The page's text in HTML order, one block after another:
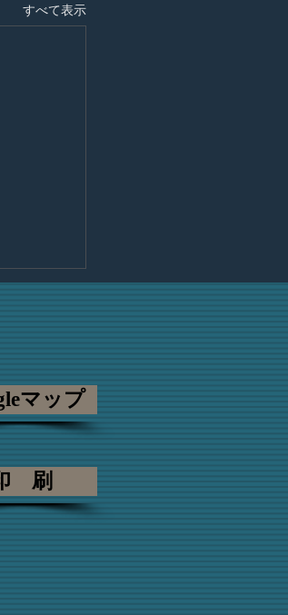
すべて表示
す。 １
この度ご
こととな
マップ
刷